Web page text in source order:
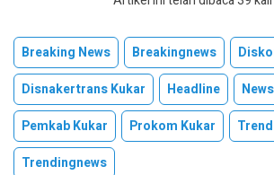
Breaking News Breakingnews
Disnakertrans Kukar
Headline
News
Pemkab Kukar
Prokom Kukar
Trendingnews